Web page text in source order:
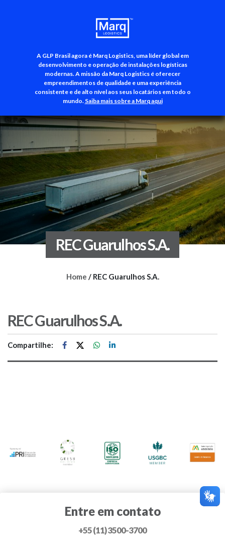
A GLP Brasil agora é Marq Logistics, uma líder global em
desenvolvimento e operação de instalações logísticas
modernas. A missão da Marq Logistics é oferecer
empreendimentos de qualidade e uma experiência
consistente e de alto nível aos seus locatários em todo o
mundo. Saiba mais sobre a Marq aqui
+55 (11) 3500-3700
REC Guarulhos S.A.
Home / REC Guarulhos S.A.
REC Guarulhos S.A.
Compartilhe:
Entre em contato
+55 (11) 3500-3700